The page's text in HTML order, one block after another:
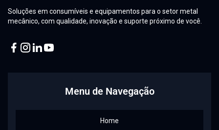
Soluções em consumíveis e equipamentos para o setor metal
mecânico, com qualidade, inovação e suporte próximo de você.
Menu de Navegação
Home